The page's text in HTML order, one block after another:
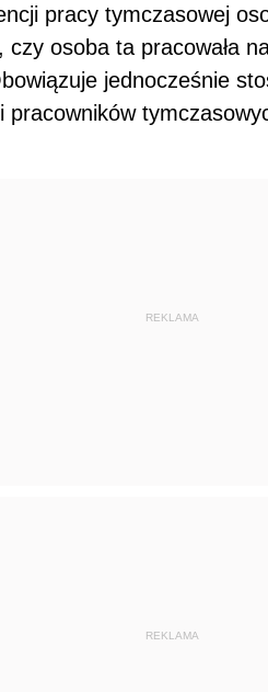
pracy tymczasowej
osoba ta pracowała
jednocześnie
pracowników
REKLAMA
REKLAMA